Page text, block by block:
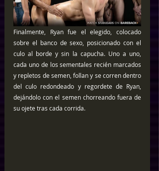
Finalmente, Ryan fue el elegido, colocado
sobre el banco de sexo, posicionado con el
culo al borde y sin la capucha. Uno a uno,
cada uno de los sementales recién marcados
y repletos de semen, follan y se corren dentro
del culo redondeado y regordete de Ryan,
dejándolo con el semen chorreando fuera de
su ojete tras cada corrida.